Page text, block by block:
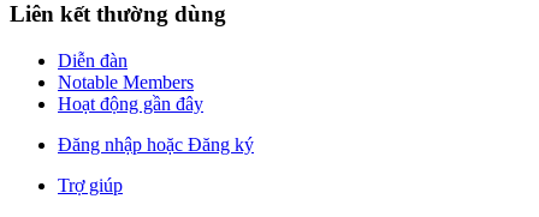
Liên kết thường dùng
Diễn đàn
Notable Members
Hoạt động gần đây
Đăng nhập hoặc Đăng ký
Trợ giúp